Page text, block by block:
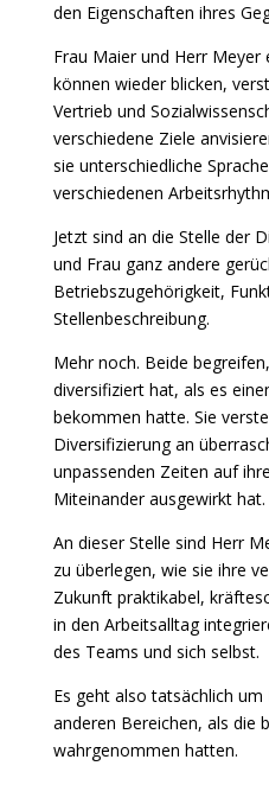
den Eigenschaften ihres
Frau Maier und Herr Meyer
können wieder blicken,
Vertrieb und
verschiedene Ziele
sie unterschiedliche
verschiedenen
Jetzt sind an die Stelle der
und Frau ganz andere
Betriebszugehörigkeit,
Stellenbeschreibung.
Mehr noch. Beide
diversifiziert hat, als es
bekommen hatte. Sie
Diversifizierung an
unpassenden Zeiten auf
Miteinander ausgewirkt hat.
An dieser Stelle sind Herr
zu überlegen, wie sie ihre
Zukunft praktikabel,
in den Arbeitsalltag
des Teams und sich selbst.
Es geht also tatsächlich
anderen Bereichen, als die
wahrgenommen hatten.